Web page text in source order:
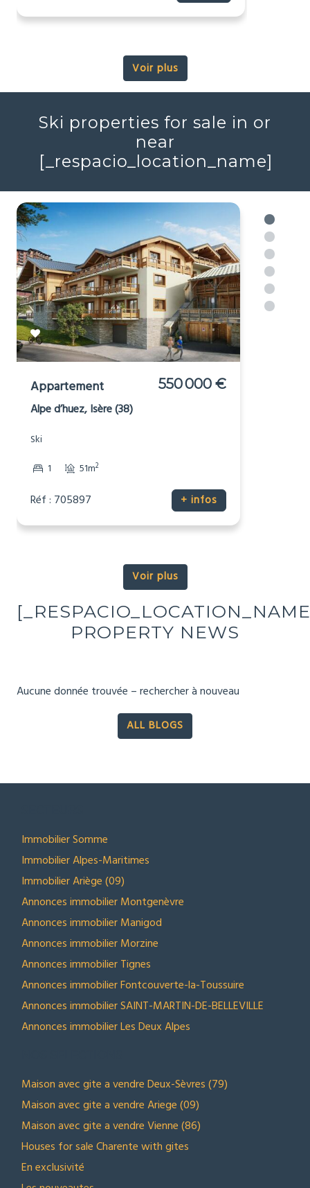
Réf : 706702 + infos
Voir plus
Ski properties for sale in or
near
Appartement
Alpe d’huez, Isère (38)
Ski
51m
Réf : 705897 + infos
Aucune donnée trouvée – rechercher à nouveau
SECTEURS
Immobilier Somme
Immobilier Alpes-Maritimes
Immobilier Ariège (09)
Annonces immobilier Montgenèvre
Annonces immobilier Manigod
Annonces immobilier Morzine
Annonces immobilier Tignes
Annonces immobilier Fontcouverte-la-Toussuire
Annonces immobilier SAINT-MARTIN-DE-BELLEVILLE
NOS SELECTIONS
Maison avec gite a vendre Deux-Sèvres (79)
Maison avec gite a vendre Ariege (09)
Maison avec gite a vendre Vienne (86)
Houses for sale Charente with gites